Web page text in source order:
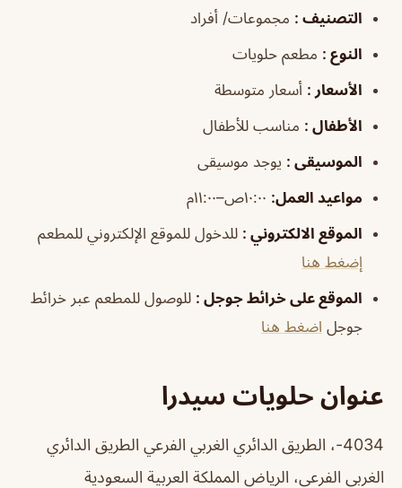
التصنيف : مجموعات/ أفراد
النوع : مطعم حلويات
الأسعار : أسعار متوسطة
الأطفال : مناسب للأطفال
الموسيقى : يوجد موسيقى
مواعيد العمل:
الموقع الالكتروني : للدخول للموقع الإلكتروني للمطعم
إضغط هنا
الموقع على خرائط جوجل : للوصول للمطعم عبر خرائط
جوجل اضغط هنا
عنوان حلويات سيدرا
4034-، الطريق الدائري الغربي الفرعي الطريق الدائري
الغربي الفرعي، الرياض المملكة العربية السعودية